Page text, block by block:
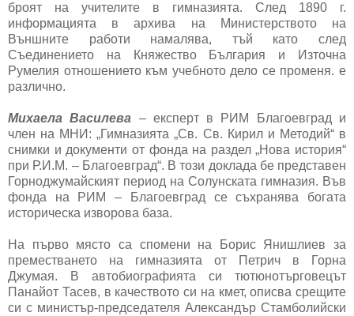
броят на учителите в гимназията. След 1890 г.
информацията в архива на Министерството на
Външните работи намалява, тъй като след
Съединението на Княжество България и Източна
Румелия отношението към учебното дело се променя. е
различно.
Михаела Василева – експерт в РИМ Благоевград и
член на МНИ: „Гимназията „Св. Св. Кирил и Методий“ в
снимки и документи от фонда на раздел „Нова история“
при Р.И.М. – Благоевград“. В този доклада бе представен
Горноджумайският период на Солунската гимназия. Във
фонда на РИМ – Благоевград се съхранява богата
историческа изворова база.
На първо място са спомени на Борис Янишлиев за
преместването на гимназията от Петрич в Горна
Джумая. В автобиографията си тютюнотърговецът
Панайот Тасев, в качеството си на кмет, описва срещите
си с министър-председателя Александър Стамболийски